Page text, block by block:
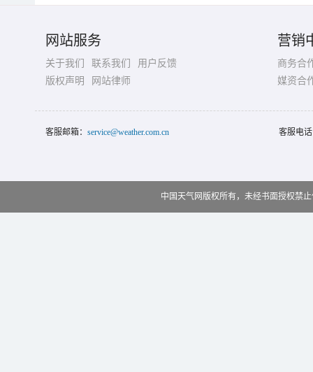
网站服务
关于我们 联系我们
用户反馈
版权声明
网站律师
营销
商务合
媒资合
客服邮箱： service@weather.com.cn 客服电
中国天气网版权所有，未经书面授权